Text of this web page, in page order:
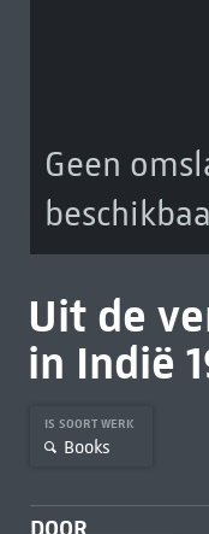
Geen
Uit de
in Indië
IS SOORT WERK
Books